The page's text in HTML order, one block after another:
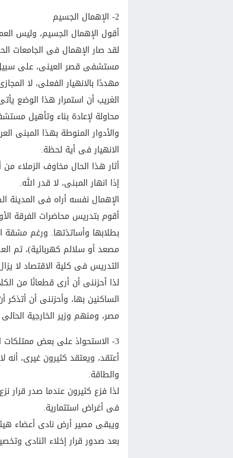
2- الإهمال الجسيم
أقول الإهمال الجسيم، وليس
لقد صار الإهمال فى الجامعات
مستشفى قصر العينى، على سبيل
مهددًا بالانهيار الفعلى، لا
الغريب أن استمرار هذا الوضع
محاولة لإعادة بناء وتأهيل
والأدوار المنوطة بهذا المبنى
الانهيار فى أية لحظة.
أثار هذا الحال مخاوف الزملاء
إذا انهار المبنى، لا قدر الله.
الإهمال نفسه أراه فى المدينة
أقوم بتدريس محاضرات الفرقة
بطلابها وأساتذتها. ورغم مشقة
مصعد أو سلالم كهربائية)، ثم
التدريس فى كلية الاقتصاد لا
لذا أحزننى أن أرى قطعانًا من
الساكنين بها، وأحزننى أن
مصر، ومنهم وزير الخارجية
3- الاستحواذ على بعض ممتلكات الجامعات والمراكز البحثية لغير أغراض التعليم والبحث العلمى
أعتقد، ويعتقد كثيرون غيرى،
والطاقة.
لذا فزع كثيرون عندما صدر قرار نزع
فى أغراض استثمارية.
ويبقى مصير أرض نادى أعضاء
بعد صدور قرار إخلاء النادى